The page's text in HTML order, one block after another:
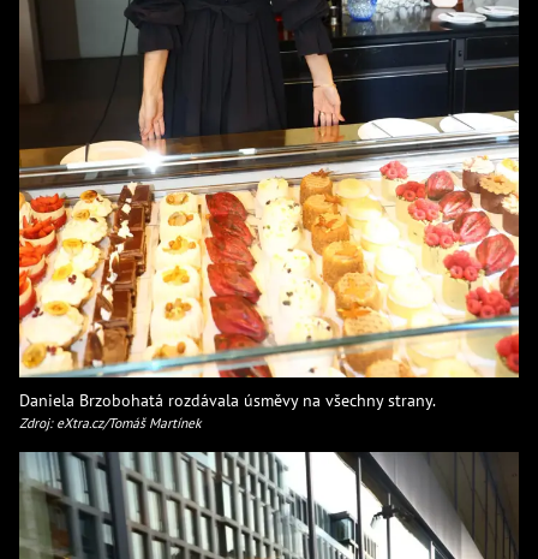
Daniela Brzobohatá rozdávala úsměvy na všechny strany.
Zdroj: eXtra.cz/Tomáš Martínek